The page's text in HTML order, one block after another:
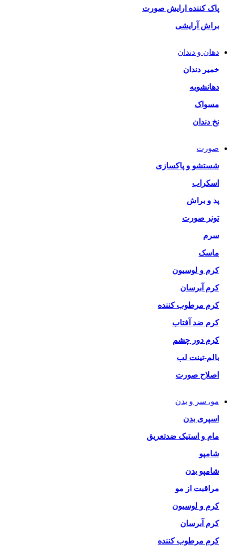
پاک کننده ارایش صورت
براش آرایشی
دهان و دندان
خمیر دندان
دهانشویه
مسواک
نخ دندان
صورت
شستشو و پاکسازی
اسکراب
پد و براش
تونر صورت
سرم
ماسک
کرم و لوسیون
کرم آبرسان
کرم مرطوب کننده
کرم ضد آفتاب
کرم دور چشم
بالم-تینت لب
اصلاح صورت
مو، سر و بدن
اسپری بدن
مام و استیک ضدتعریق
شامپو
شامپو بدن
مراقبت از مو
کرم و لوسیون
کرم آبرسان
کرم مرطوب کننده